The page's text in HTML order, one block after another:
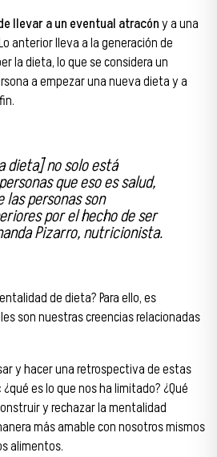
llevar a un eventual atracóny a una
anterior lleva a la generación de
la dieta, lo que se considera un
a empezar una nueva dieta y a
dieta] no solo está
que eso es salud,
las personas son
por el hecho de ser
Pizarro, nutricionista.
de dieta? Para ello, es
son nuestras creencias relacionadas
y hacer una retrospectiva de estas
es lo que nos ha limitado? ¿Qué
y rechazar la mentalidad
más amable con nosotros mismos
alimentos.